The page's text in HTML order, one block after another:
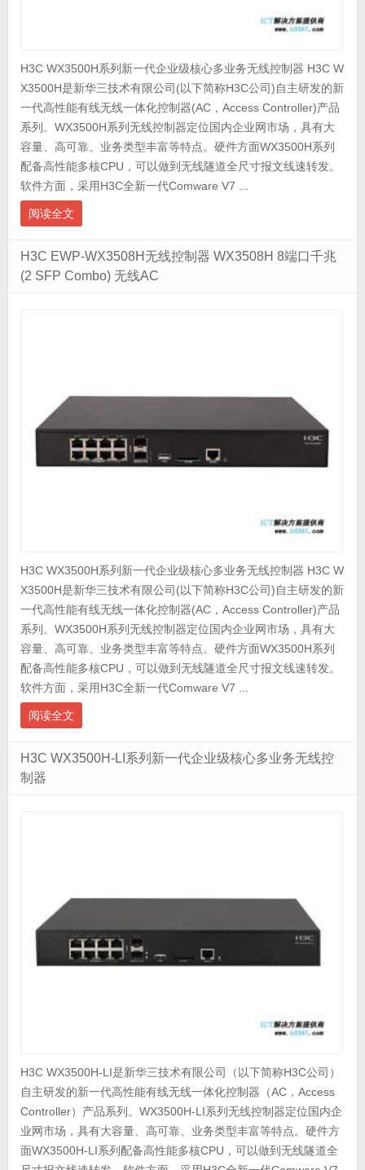
H3C WX3500H系列新一代企业级核心多业务无线控制器 H3C W
X3500H是新华三技术有限公司(以下简称H3C公司)自主研发的新
一代高性能有线无线一体化控制器(AC，Access Controller)产品
系列。WX3500H系列无线控制器定位国内企业网市场，具有大
容量、高可靠、业务类型丰富等特点。硬件方面WX3500H系列
配备高性能多核CPU，可以做到无线隧道全尺寸报文线速转发。
软件方面，采用H3C全新一代Comware V7 ...
阅读全文
H3C EWP-WX3508H无线控制器 WX3508H 8端口千兆
(2 SFP Combo) 无线AC
H3C WX3500H系列新一代企业级核心多业务无线控制器 H3C W
X3500H是新华三技术有限公司(以下简称H3C公司)自主研发的新
一代高性能有线无线一体化控制器(AC，Access Controller)产品
系列。WX3500H系列无线控制器定位国内企业网市场，具有大
容量、高可靠、业务类型丰富等特点。硬件方面WX3500H系列
配备高性能多核CPU，可以做到无线隧道全尺寸报文线速转发。
软件方面，采用H3C全新一代Comware V7 ...
阅读全文
H3C WX3500H-LI系列新一代企业级核心多业务无线控
制器
H3C WX3500H-LI是新华三技术有限公司（以下简称H3C公司）
自主研发的新一代高性能有线无线一体化控制器（AC，Access
Controller）产品系列。WX3500H-LI系列无线控制器定位国内企
业网市场，具有大容量、高可靠、业务类型丰富等特点。硬件方
面WX3500H-LI系列配备高性能多核CPU，可以做到无线隧道全